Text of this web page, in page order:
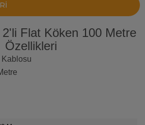
Flat Köken 100 Metre
Özellikleri
Kablosu